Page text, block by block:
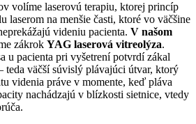
volíme laserovú terapiu, ktorej princíp
laserom na menšie časti, ktoré vo väčšine
videniu pacienta. V našom
zákrok YAG laserová vitreolýza.
u pacienta pri vyšetrení potvrdí zákal
teda väčší súvislý plávajúci útvar, ktorý
videnia práve v momente, keď pláva
nachádzajú v blízkosti sietnice, vtedy